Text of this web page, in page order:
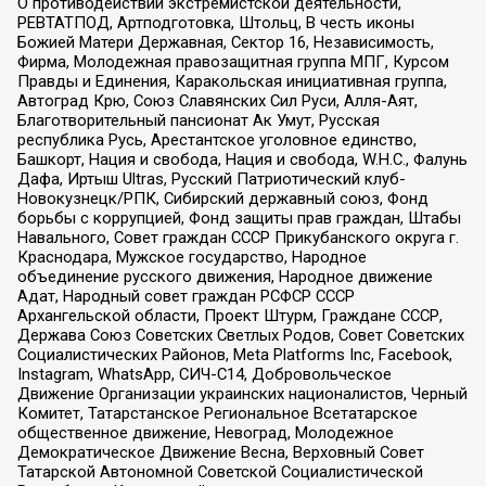
РЕВТАТПОД, Артподготовка, Штольц, В честь иконы
Божией Матери Державная, Сектор 16, Независимость,
Фирма, Молодежная правозащитная группа МПГ, Курсом
Правды и Единения, Каракольская инициативная группа,
Автоград Крю, Союз Славянских Сил Руси, Алля-Аят,
Благотворительный пансионат Ак Умут, Русская
республика Русь, Арестантское уголовное единство,
Башкорт, Нация и свобода, Нация и свобода, W.H.С., Фалунь
Дафа, Иртыш Ultras, Русский Патриотический клуб-
Новокузнецк/РПК, Сибирский державный союз, Фонд
борьбы с коррупцией, Фонд защиты прав граждан, Штабы
Навального, Совет граждан СССР Прикубанского округа г.
Краснодара, Мужское государство, Народное
объединение русского движения, Народное движение
Адат, Народный совет граждан РСФСР СССР
Архангельской области, Проект Штурм, Граждане СССР,
Держава Союз Советских Светлых Родов, Совет Советских
Социалистических Районов, Meta Platforms Inc, Facebook,
Instagram, WhatsApp, СИЧ-С14, Добровольческое
Движение Организации украинских националистов, Черный
Комитет, Татарстанское Региональное Всетатарское
общественное движение, Невоград, Молодежное
Демократическое Движение Весна, Верховный Совет
Татарской Автономной Советской Социалистической